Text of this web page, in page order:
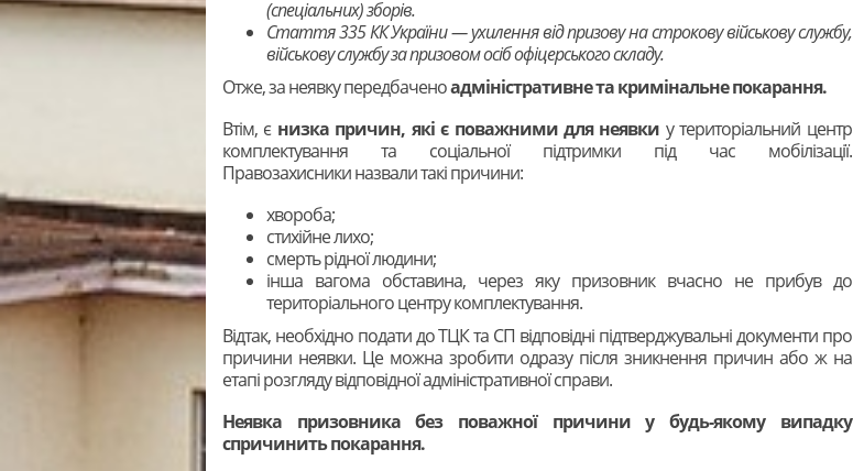
(спеціальних) зборів.
Стаття 335 КК України — ухилення від призову на строкову військову службу,
військову службу за призовом осіб офіцерського складу.
Отже, за неявку передбаченоадміністративне та кримінальне покарання.
Втім, є низка причин, які є поважними для неявки у територіальний центр
комплектування та соціальної підтримки під час мобілізації.
Правозахисники назвали такі причини:
хвороба;
стихійне лихо;
смерть рідної людини;
інша вагома обставина, через яку призовник вчасно не прибув до
територіального центру комплектування.
Відтак, необхідно подати до ТЦК та СП відповідні підтверджувальні документи про
причини неявки. Це можна зробити одразу після зникнення причин або ж на
етапі розгляду відповідної адміністративної справи.
Неявка призовника без поважної причини у будь-якому випадку
спричинить покарання.